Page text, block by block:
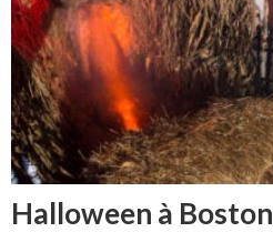
Halloween à Boston